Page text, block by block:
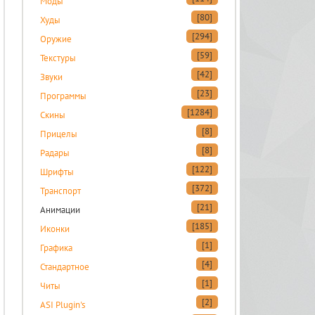
Худы
[80]
Оружие
[294]
Текстуры
[59]
Звуки
[42]
Программы
[23]
Скины
[1284]
Прицелы
[8]
Радары
[8]
Шрифты
[122]
Транспорт
[372]
Анимации
[21]
Иконки
[185]
Графика
[1]
Стандартное
[4]
Читы
[1]
ASI Plugin's
[2]